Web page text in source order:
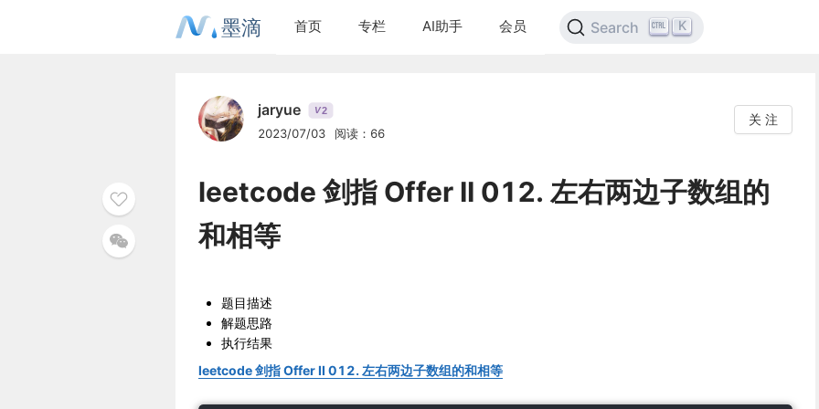
墨滴 首页 专栏 AI助手 会员 Search K
jaryue V2
2023/07/03 阅读：66
关 注
leetcode 剑指 Offer II 012. 左右两边子数组的
和相等
题目描述
解题思路
执行结果
leetcode 剑指 Offer II 012. 左右两边子数组的和相等